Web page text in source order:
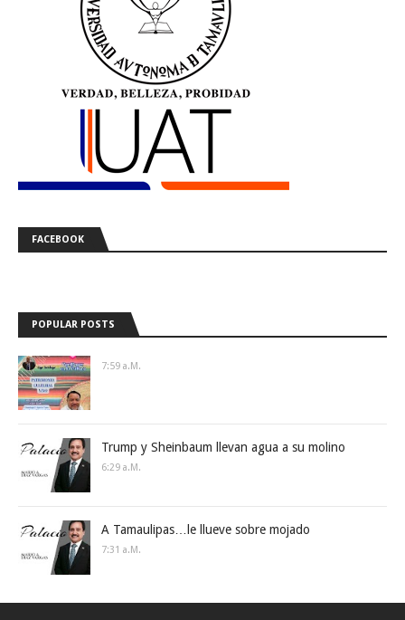
FACEBOOK
POPULAR POSTS
7:59 A.m.
Trump y Sheinbaum llevan agua a su molino
6:29 A.m.
A Tamaulipas…le llueve sobre mojado
7:31 A.m.